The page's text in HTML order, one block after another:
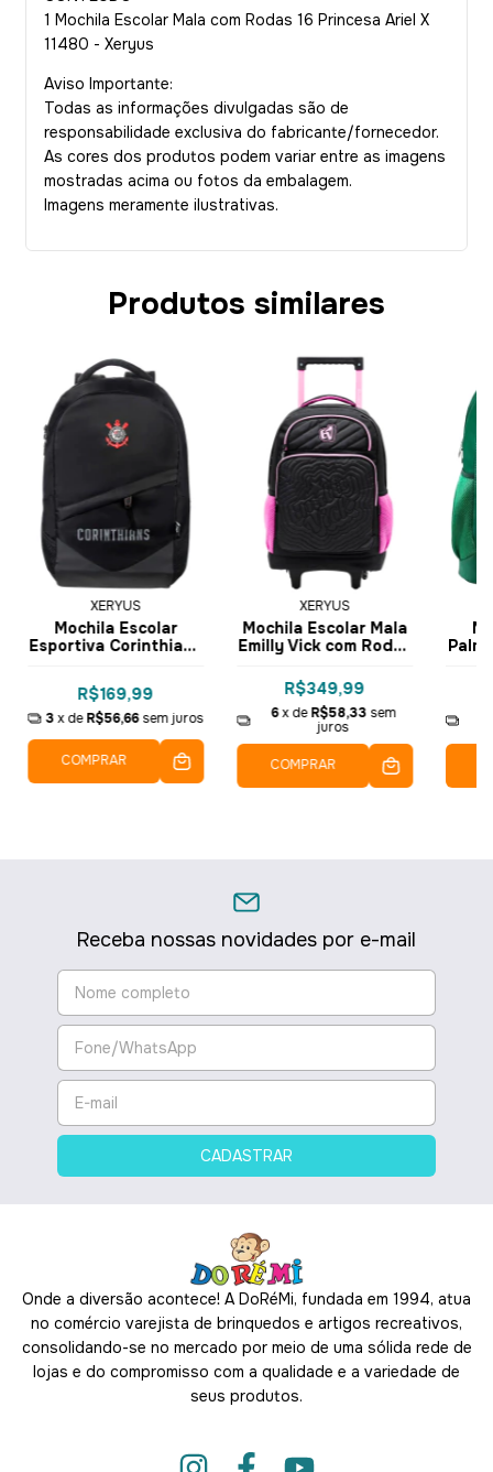
1 Mochila Escolar Mala com Rodas 16 Princesa Ariel X
11480 - Xeryus
Aviso Importante:
Todas as informações divulgadas são de
responsabilidade exclusiva do fabricante/fornecedor.
As cores dos produtos podem variar entre as imagens
mostradas acima ou fotos da embalagem.
Imagens meramente ilustrativas.
Produtos similares
XERYUS
Mochila Escolar
Esportiva Corinthians
R$169,99
3x deR$56,66 sem juros
COMPRAR
XERYUS
Mochila Escolar Mala
Emilly Vick com Rodas
R$349,99
6x deR$58,33 sem
juros
COMPRAR
Receba nossas novidades por e-mail
Onde a diversão acontece! A DoRéMi, fundada em 1994, atua
no comércio varejista de brinquedos e artigos recreativos,
consolidando-se no mercado por meio de uma sólida rede de
lojas e do compromisso com a qualidade e a variedade de
seus produtos.